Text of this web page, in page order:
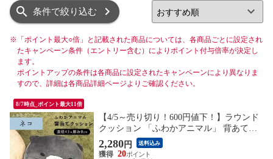
条件で絞り込む
※ 「ポイント最大○倍」と記載された商品については、各商品ごとに設定され
たキャンペーン条件（エントリー含む）によりポイント付与倍率が決定し
ます。
ポイントアップの条件は各商品に設定されたキャンペーンにより異なりま
すので、詳細は各商品詳細ページよりご確認ください。
8/7時点_ポイント最大11倍
【4/5～売り切り！600円値下！】ラウンド
クッション 「ふわかアニマル」 背あてク
ッション フロアクッション 直径43×8cm フ
ランネル クッション ふわふわ かわいい ぬ
2,280円 送料込み
20